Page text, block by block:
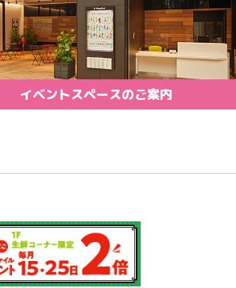
イベントスペースのご案内